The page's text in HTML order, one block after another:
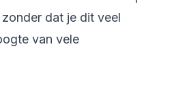
dat je dit veel
van vele